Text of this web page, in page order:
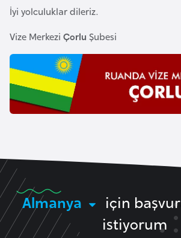
İyi yolculuklar dileriz.
Vize Merkezi Çorlu Şubesi
Almanya
için
istiyorum
s
a
n
E
r
s
a
n